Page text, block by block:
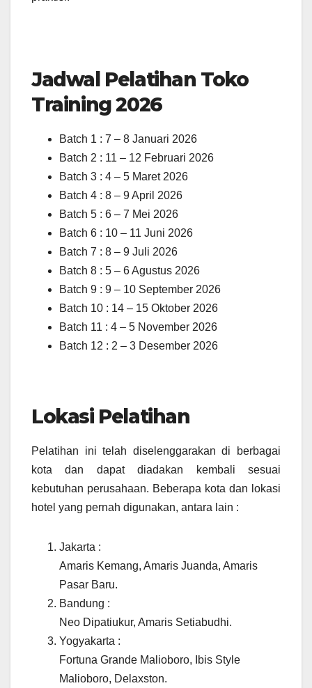
Jadwal Pelatihan Toko
Training 2026
Batch 1 : 7 – 8 Januari 2026
Batch 2 : 11 – 12 Februari 2026
Batch 3 : 4 – 5 Maret 2026
Batch 4 : 8 – 9 April 2026
Batch 5 : 6 – 7 Mei 2026
Batch 6 : 10 – 11 Juni 2026
Batch 7 : 8 – 9 Juli 2026
Batch 8 : 5 – 6 Agustus 2026
Batch 9 : 9 – 10 September 2026
Batch 10 : 14 – 15 Oktober 2026
Batch 11 : 4 – 5 November 2026
Batch 12 : 2 – 3 Desember 2026
Lokasi Pelatihan
Pelatihan ini telah diselenggarakan di berbagai
kota dan dapat diadakan kembali sesuai
kebutuhan perusahaan. Beberapa kota dan lokasi
hotel yang pernah digunakan, antara lain :
Jakarta :
Amaris Kemang, Amaris Juanda, Amaris
Pasar Baru.
Bandung :
Neo Dipatiukur, Amaris Setiabudhi.
Yogyakarta :
Fortuna Grande Malioboro, Ibis Style
Malioboro, Delaxston.